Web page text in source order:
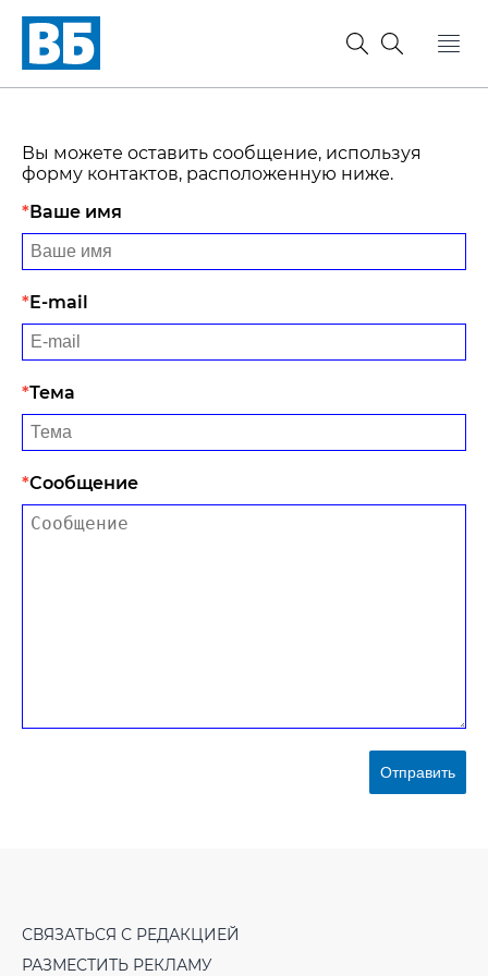
Вы можете оставить сообщение, используя
форму контактов, расположенную ниже.
Ваше имя
E-mail
Тема
Сообщение
Отправить
СВЯЗАТЬСЯ С РЕДАКЦИЕЙ
РАЗМЕСТИТЬ РЕКЛАМУ